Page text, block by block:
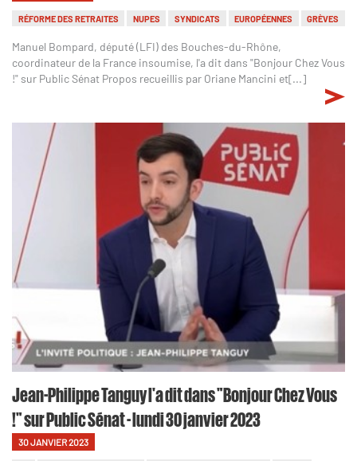
RÉFORME DES RETRAITES NUPES SYNDICATS EUROPÉENNES GRÈVES
Manuel Bompard, député (LFI) des Bouches-du-Rhône,
coordinateur de la France insoumise, l'a dit dans "Bonjour Chez Vous
!" sur Public Sénat Propos recueillis par Oriane Mancini et[...]
Jean-Philippe Tanguy l'a dit dans "Bonjour Chez Vous
!" sur Public Sénat - lundi 30 janvier 2023
30 JANVIER 2023